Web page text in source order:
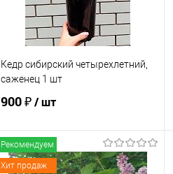
Кедр сибирский четырехлетний,
саженец 1 шт
900 ₽/ шт
В корзину
Рекомендуем
Хит продаж